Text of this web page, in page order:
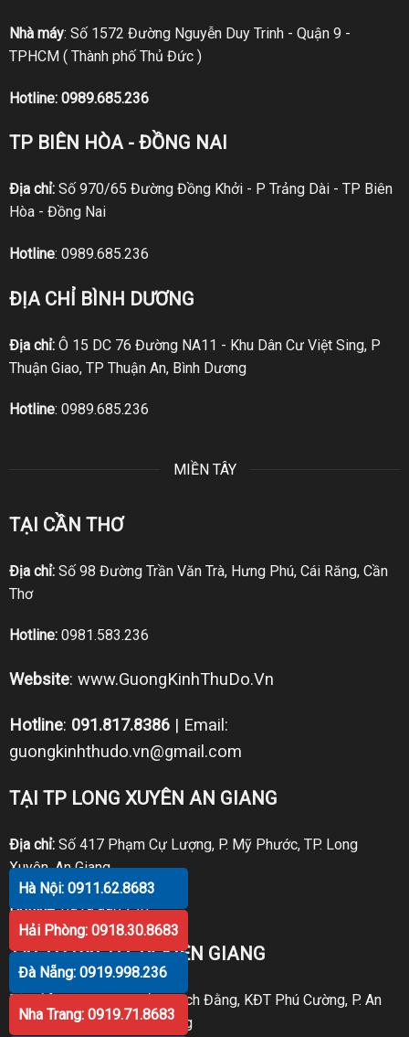
Nhà máy: Số 1572 Đường Nguyễn Duy Trinh - Quận 9 -
TPHCM ( Thành phố Thủ Đức )
Hotline: 0989.685.236
TP BIÊN HÒA - ĐỒNG NAI
Địa chỉ:Số 970/65 Đường Đồng Khởi - P Trảng Dài - TP Biên
Hòa - Đồng Nai
Hotline: 0989.685.236
ĐỊA CHỈ BÌNH DƯƠNG
Địa chỉ:Ô 15 DC 76 Đường NA11 - Khu Dân Cư Việt Sing, P
Thuận Giao, TP Thuận An, Bình Dương
Hotline: 0989.685.236
MIỀN TÂY
TẠI CẦN THƠ
Địa chỉ:Số 98 Đường Trần Văn Trà, Hưng Phú, Cái Răng, Cần
Thơ
Hotline: 0981.583.236
Website: www.GuongKinhThuDo.Vn
Hotline: 091.817.8386| Email:
guongkinhthudo.vn@gmail.com
TẠI TP LONG XUYÊN AN GIANG
Địa chỉ:Số 417 Phạm Cự Lượng, P. Mỹ Phước, TP. Long
Xuyên, An Giang
Hotline: 0919.998.236
TẠI TP RẠCH GIÁ KIÊN GIANG
Địa chỉ:P30 Căn 07 Trần Bạch Đằng, KĐT Phú Cường, P. An
Hòa, TP. Rạch Giá, Kiên Giang
Hà Nội: 0911.62.8683
Hải Phòng: 0918.30.8683
Đà Nẵng: 0919.998.236
Nha Trang: 0919.71.8683